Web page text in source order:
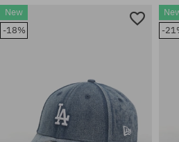
mărime universală
New
-18%
-